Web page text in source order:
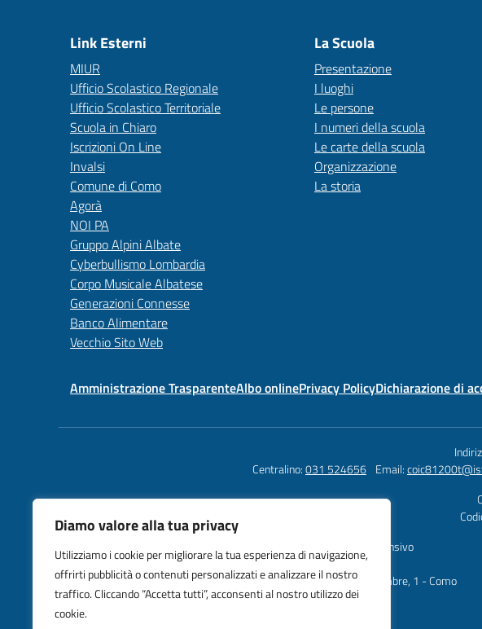
Diamo valore alla tua privacy
Utilizziamo i cookie per migliorare la tua esperienza di navigazione,
offrirti pubblicità o contenuti personalizzati e analizzare il nostro
traffico. Cliccando “Accetta tutti”, acconsenti al nostro utilizzo dei
cookie.
Link Esterni
MIUR
Ufficio Scolastico Regionale
Ufficio Scolastico Territoriale
Scuola in Chiaro
Iscrizioni On Line
Invalsi
Comune di Como
Agorà
NOI PA
Gruppo Alpini Albate
Cyberbullismo Lombardia
Corpo Musicale Albatese
Generazioni Connesse
Banco Alimentare
Vecchio Sito Web
La Scuola
Presentazione
I luoghi
Le persone
I numeri della scuola
Le carte della scuola
Organizzazione
La storia
Amministrazione TrasparenteAlbo onlinePrivacy PolicyDichiarazione di
Centralino:031 524656 Email:
Istituto Comprensivo
Como Albate
Piazza IV Novembre, 1 - Como